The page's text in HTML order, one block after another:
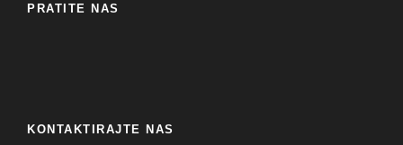
PRATITE NAS
KONTAKTIRAJTE NAS